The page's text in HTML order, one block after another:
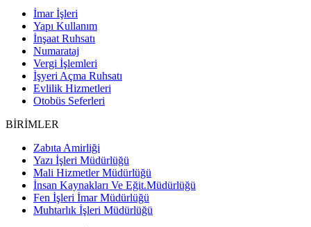
İmar İşleri
Yapı Kullanım
İnşaat Ruhsatı
Numarataj
Vergi İşlemleri
İşyeri Açma Ruhsatı
Evlilik Hizmetleri
Otobüs Seferleri
BİRİMLER
Zabıta Amirliği
Yazı İşleri Müdürlüğü
Mali Hizmetler Müdürlüğü
İnsan Kaynakları Ve Eğit.Müdürlüğü
Fen İşleri İmar Müdürlüğü
Muhtarlık İşleri Müdürlüğü